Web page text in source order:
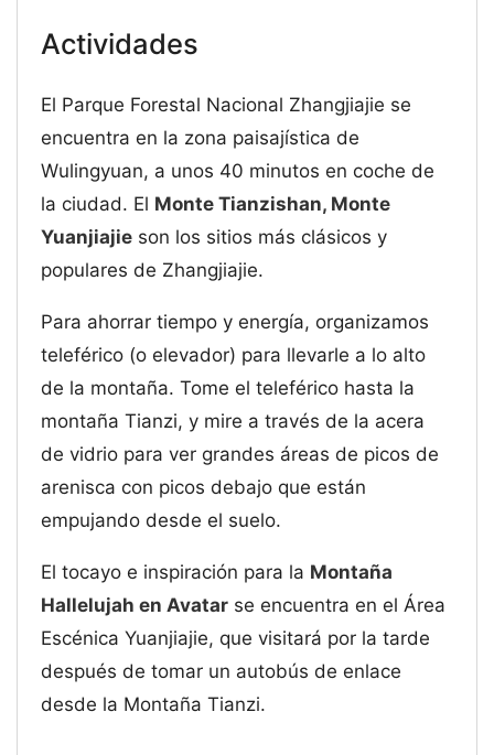
Actividades
El Parque Forestal Nacional Zhangjiajie se
encuentra en la zona paisajística de
Wulingyuan, a unos 40 minutos en coche de
la ciudad. El Monte Tianzishan, Monte
Yuanjiajie son los sitios más clásicos y
populares de Zhangjiajie.
Para ahorrar tiempo y energía, organizamos
teleférico (o elevador) para llevarle a lo alto
de la montaña. Tome el teleférico hasta la
montaña Tianzi, y mire a través de la acera
de vidrio para ver grandes áreas de picos de
arenisca con picos debajo que están
empujando desde el suelo.
El tocayo e inspiración para la Montaña
Hallelujah en Avatar se encuentra en el Área
Escénica Yuanjiajie, que visitará por la tarde
después de tomar un autobús de enlace
desde la Montaña Tianzi.